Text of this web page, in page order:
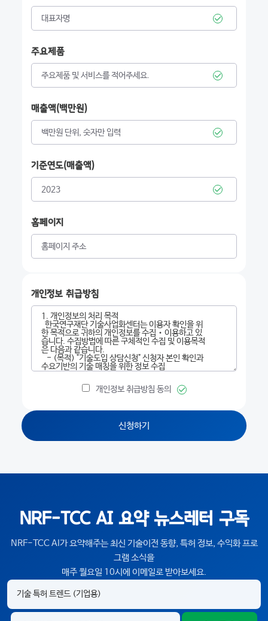
주요제품
매출액(백만원)
기준연도(매출액)
홈페이지
개인정보 취급방침
개인정보 취급방침 동의
신청하기
NRF-TCC AI 요약 뉴스레터 구독
NRF-TCC AI가 요약해주는 최신 기술이전 동향, 특허 정보, 수익화 프로
그램 소식을
매주 월요일 10시에 이메일로 받아보세요.